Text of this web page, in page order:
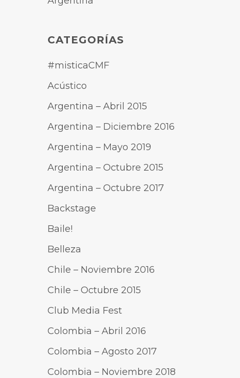
CATEGORÍAS
#misticaCMF
Acústico
Argentina – Abril 2015
Argentina – Diciembre 2016
Argentina – Mayo 2019
Argentina – Octubre 2015
Argentina – Octubre 2017
Backstage
Baile!
Belleza
Chile – Noviembre 2016
Chile – Octubre 2015
Club Media Fest
Colombia – Abril 2016
Colombia – Agosto 2017
Colombia – Noviembre 2018